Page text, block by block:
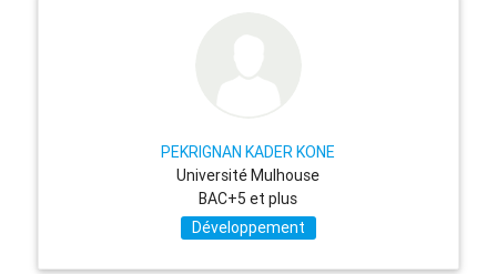
PEKRIGNAN KADER KONE
Université Mulhouse
BAC+5 et plus
Développement